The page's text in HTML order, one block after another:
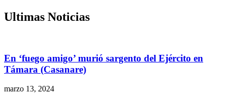
Ultimas Noticias
En ‘fuego amigo’ murió sargento del Ejército en
Támara (Casanare)
marzo 13, 2024